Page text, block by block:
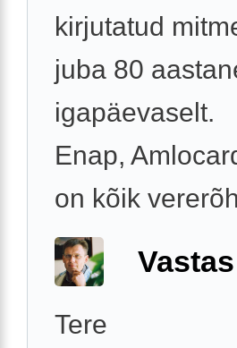
kirjutatud
juba 80
igapäevaselt.
Enap,
on kõik
Tere